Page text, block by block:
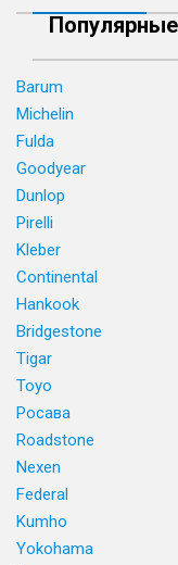
Barum
Michelin
Fulda
Goodyear
Dunlop
Pirelli
Kleber
Continental
Hankook
Bridgestone
Tigar
Toyo
Росава
Roadstone
Nexen
Federal
Kumho
Yokohama